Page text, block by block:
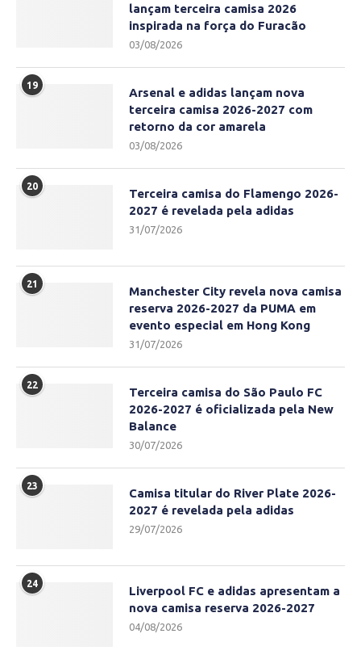
lançam terceira camisa 2026
inspirada na força do Furacão
03/08/2026
19
Arsenal e adidas lançam nova
terceira camisa 2026-2027 com
retorno da cor amarela
03/08/2026
20
Terceira camisa do Flamengo 2026-
2027 é revelada pela adidas
31/07/2026
21
Manchester City revela nova camisa
reserva 2026-2027 da PUMA em
evento especial em Hong Kong
31/07/2026
22
Terceira camisa do São Paulo FC
2026-2027 é oficializada pela New
Balance
30/07/2026
23
Camisa titular do River Plate 2026-
2027 é revelada pela adidas
29/07/2026
24
Liverpool FC e adidas apresentam a
nova camisa reserva 2026-2027
04/08/2026